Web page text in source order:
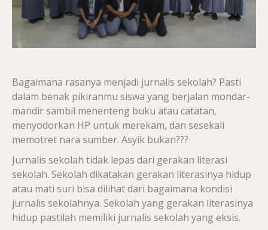
Bagaimana rasanya menjadi jurnalis sekolah? Pasti
dalam benak pikiranmu siswa yang berjalan mondar-
mandir sambil menenteng buku atau catatan,
menyodorkan HP untuk merekam, dan sesekali
memotret nara sumber. Asyik bukan???
Jurnalis sekolah tidak lepas dari gerakan literasi
sekolah. Sekolah dikatakan gerakan literasinya hidup
atau mati suri bisa dilihat dari bagaimana kondisi
jurnalis sekolahnya. Sekolah yang gerakan literasinya
hidup pastilah memiliki jurnalis sekolah yang eksis.